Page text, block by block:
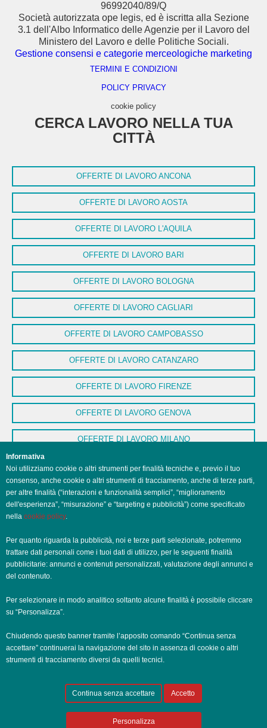
96992040/89/Q
Società autorizzata ope legis, ed è iscritta alla Sezione
3.1 dell'Albo Informatico delle Agenzie per il Lavoro del
Ministero del Lavoro e delle Politiche Sociali.
Gestione consensi e categorie merceologiche marketing
TERMINI E CONDIZIONI
POLICY PRIVACY
cookie policy
CERCA LAVORO NELLA TUA
CITTÀ
OFFERTE DI LAVORO ANCONA
OFFERTE DI LAVORO AOSTA
OFFERTE DI LAVORO L'AQUILA
OFFERTE DI LAVORO BARI
OFFERTE DI LAVORO BOLOGNA
OFFERTE DI LAVORO CAGLIARI
OFFERTE DI LAVORO CAMPOBASSO
OFFERTE DI LAVORO CATANZARO
OFFERTE DI LAVORO FIRENZE
OFFERTE DI LAVORO GENOVA
OFFERTE DI LAVORO MILANO
OFFERTE DI LAVORO NAPOLI
OFFERTE DI LAVORO PALERMO
OFFERTE DI LAVORO POTENZA
OFFERTE DI LAVORO ROMA
OFFERTE DI LAVORO TRENTO
OFFERTE DI LAVORO TRIESTE
Informativa
Noi utilizziamo cookie o altri strumenti per finalità tecniche e, previo il tuo
consenso, anche cookie o altri strumenti di tracciamento, anche di terze parti,
per altre finalità (“interazioni e funzionalità semplici”, “miglioramento
dell'esperienza”, “misurazione” e “targeting e pubblicità”) come specificato
nella cookie policy.
Per quanto riguarda la pubblicità, noi e terze parti selezionate, potremmo
trattare dati personali come i tuoi dati di utilizzo, per le seguenti finalità
pubblicitarie: annunci e contenuti personalizzati, valutazione degli annunci e
del contenuto.
Per selezionare in modo analitico soltanto alcune finalità è possibile cliccare
su “Personalizza”.
Chiudendo questo banner tramite l’apposito comando “Continua senza
accettare” continuerai la navigazione del sito in assenza di cookie o altri
strumenti di tracciamento diversi da quelli tecnici.
Personalizza
Continua senza accettare Accetto